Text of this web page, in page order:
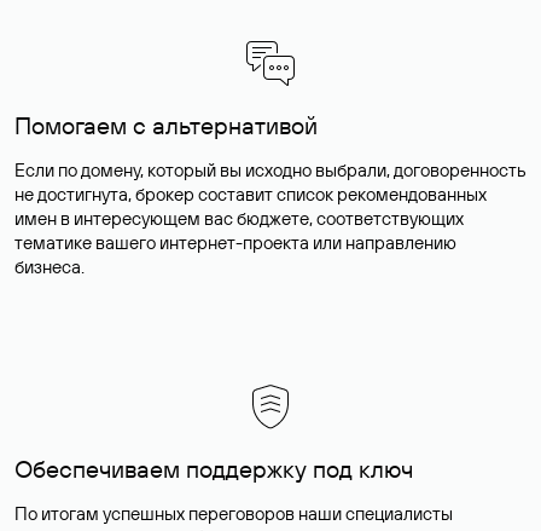
Помогаем с альтернативой
Если по домену, который вы исходно выбрали, договоренность
не достигнута, брокер составит список рекомендованных
имен в интересующем вас бюджете, соответствующих
тематике вашего интернет-проекта или направлению
бизнеса.
Обеспечиваем поддержку под ключ
По итогам успешных переговоров наши специалисты